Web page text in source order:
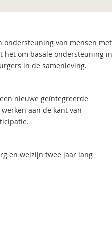
ondersteuning van mensen met
het om basale ondersteuning in
in de samenleving.
nieuwe geïntegreerde
aan de kant van
en welzijn twee jaar lang